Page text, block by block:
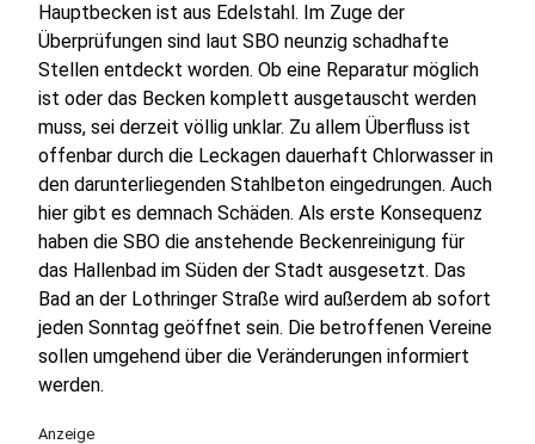
Hauptbecken ist aus Edelstahl. Im Zuge der
Überprüfungen sind laut SBO neunzig schadhafte
Stellen entdeckt worden. Ob eine Reparatur möglich
ist oder das Becken komplett ausgetauscht werden
muss, sei derzeit völlig unklar. Zu allem Überfluss ist
offenbar durch die Leckagen dauerhaft Chlorwasser in
den darunterliegenden Stahlbeton eingedrungen. Auch
hier gibt es demnach Schäden. Als erste Konsequenz
haben die SBO die anstehende Beckenreinigung für
das Hallenbad im Süden der Stadt ausgesetzt. Das
Bad an der Lothringer Straße wird außerdem ab sofort
jeden Sonntag geöffnet sein. Die betroffenen Vereine
sollen umgehend über die Veränderungen informiert
werden.
Anzeige